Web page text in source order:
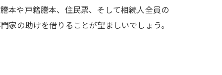
本や戸籍謄本、住民票、そして相続人全員の
家の助けを借りることが望ましいでしょう。